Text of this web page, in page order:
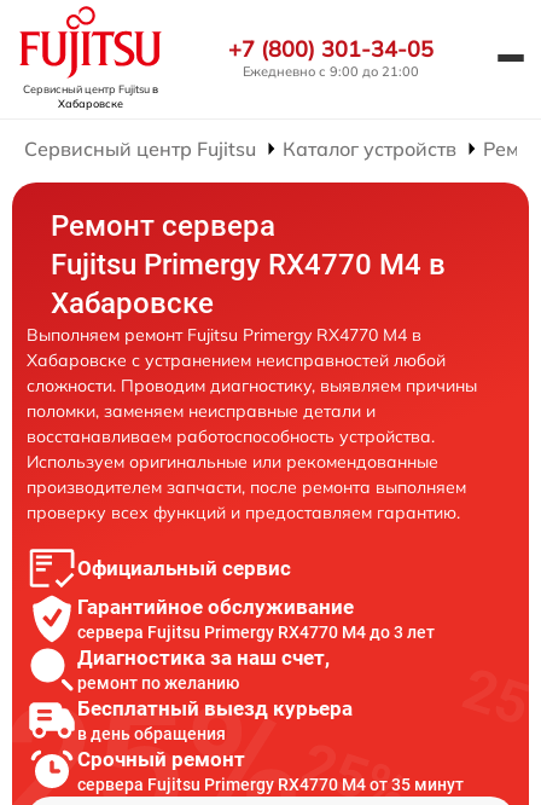
Сервисный центр Fujitsuв
Хабаровске
+7 (800) 301-34-05
Ежедневно с 9:00 до 21:00
Сервисный центр Fujitsu Каталог устройств
Ремонт сервера
Fujitsu Primergy RX4770 M4 в
Хабаровске
Выполняем ремонт Fujitsu Primergy RX4770 M4 в
Хабаровске с устранением неисправностей любой
сложности. Проводим диагностику, выявляем причины
поломки, заменяем неисправные детали и
восстанавливаем работоспособность устройства.
Используем оригинальные или рекомендованные
производителем запчасти, после ремонта выполняем
проверку всех функций и предоставляем гарантию.
Официальный сервис
Гарантийное обслуживание
сервера Fujitsu Primergy RX4770 M4 до 3 лет
Диагностика за наш счет,
ремонт по желанию
Бесплатный выезд курьера
в день обращения
Срочный ремонт
сервера Fujitsu Primergy RX4770 M4 от 35 минут